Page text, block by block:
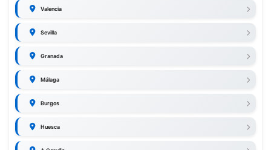
Valencia
Sevilla
Granada
Málaga
Burgos
Huesca